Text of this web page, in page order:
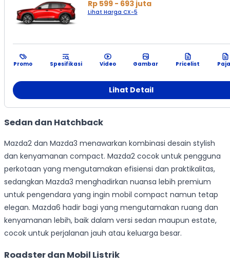
Rp 599 - 693 juta
Lihat Harga CX-5
Promo Spesifikasi Video Gambar Pricelist
Lihat Detail
Sedan dan Hatchback
Mazda2 dan Mazda3 menawarkan kombinasi desain stylish
dan kenyamanan compact. Mazda2 cocok untuk pengguna
perkotaan yang mengutamakan efisiensi dan praktikalitas,
sedangkan Mazda3 menghadirkan nuansa lebih premium
untuk pengendara yang ingin mobil compact namun tetap
elegan. Mazda6 hadir bagi yang mengutamakan ruang dan
kenyamanan lebih, baik dalam versi sedan maupun estate,
cocok untuk perjalanan jauh atau keluarga besar.
Roadster dan Mobil Listrik